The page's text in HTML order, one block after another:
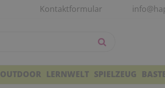
Kontaktformular
OUTDOOR LERNWELT SPIELZEUG